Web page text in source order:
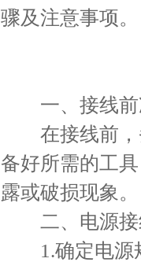
骤及注意事项。
一、接线前
在接线前，
备好所需的工
露或破损现象。
二、电源接
1.确定电源规